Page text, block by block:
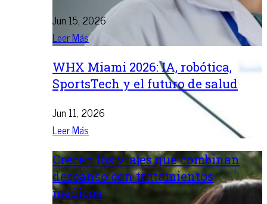
Jun 15, 2026
Leer Más
WHX Miami 2026: IA, robótica,
SportsTech y el futuro de salud
Jun 11, 2026
Leer Más
Crecen los viajes que combinan
descanso con tratamientos
médicos